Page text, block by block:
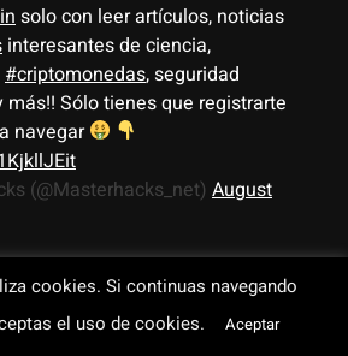
solo con leer artículos, noticias
interesantes de ciencia,
#criptomonedas, seguridad
más!! Sólo tienes que registrarte
navegar
(@Masterhacks_net) August
© 2008-2026 - www.masterhacks.net
cookies. Si continuas navegando
el uso de cookies.
Aceptar